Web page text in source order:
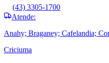
(43) 3305-1700
Atende:
Anahy; Braganey; Cafelandia;
Criciuma